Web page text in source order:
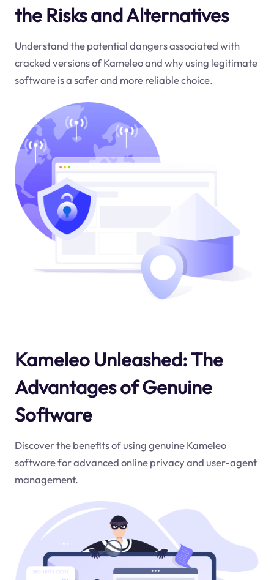
the Risks and Alternatives
Understand the potential dangers associated with
cracked versions of Kameleo and why using legitimate
software is a safer and more reliable choice.
Kameleo Unleashed: The
Advantages of Genuine
Software
Discover the benefits of using genuine Kameleo
software for advanced online privacy and user-agent
management.